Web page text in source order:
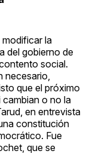
la
del gobierno de
social.
necesario,
que el próximo
o no la
en entrevista
constitución
Fue
que se